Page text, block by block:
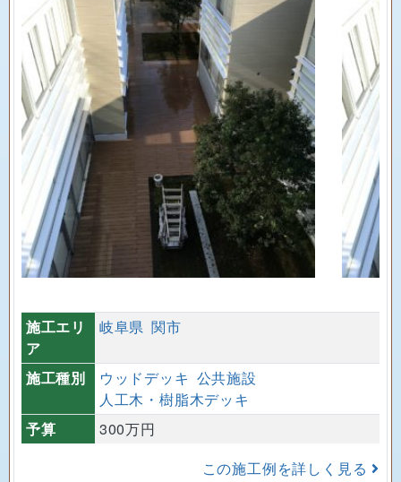
施工エリ
ア
岐阜県 関市
施工種別 ウッドデッキ 公共施設
人工木・樹脂木デッキ
予算
300万円
この施工例を詳しく見る